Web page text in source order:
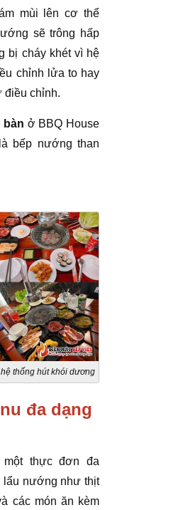
mùi lên cơ thể
sẽ trông hấp
bị cháy khét vì hệ
chỉnh lửa to hay
điều chỉnh.
bàn ở BBQ House
bếp nướng than
thống hút khói dương
đa dạng
một thực đơn đa
lẩu nướng như thịt
các món ăn kèm